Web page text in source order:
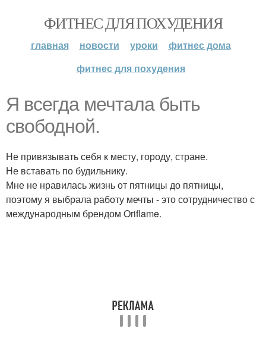
ФИТНЕС ДЛЯ ПОХУДЕНИЯ
главная новости уроки
фитнес дома
фитнес для похудения
Я всегда мечтала быть
свободной.
Не привязывать себя к месту, городу, стране.
Не вставать по будильнику.
Мне не нравилась жизнь от пятницы до пятницы,
поэтому я выбрала работу мечты - это сотрудничество с
международным брендом Oriflame.